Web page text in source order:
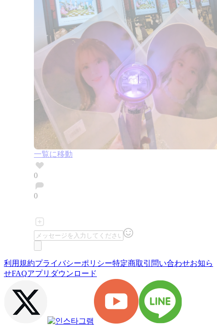
一覧に移動
0
0
利用規約プライバシーポリシー特定商取引 問い合わせお知ら
せFAQアプリダウンロード